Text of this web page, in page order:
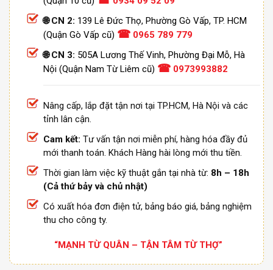
🌐 CN 2: 139 Lê Đức Thọ, Phường Gò Vấp, TP. HCM
(Quận Gò Vấp cũ) ☎ 0965 789 779
🌐 CN 3: 505A Lương Thế Vinh, Phường Đại Mỗ, Hà
Nội (Quận Nam Từ Liêm cũ) ☎ 0973993882
Nâng cấp, lắp đặt tận nơi tại TP.HCM, Hà Nội và các
tỉnh lân cận.
Cam kết: Tư vấn tận nơi miễn phí, hàng hóa đầy đủ
mới thanh toán. Khách Hàng hài lòng mới thu tiền.
Thời gian làm việc kỹ thuật gắn tại nhà từ: 8h – 18h
(Cả thứ bảy và chủ nhật)
Có xuất hóa đơn điện tử, bảng báo giá, bảng nghiệm
thu cho công ty.
“MẠNH TỪ QUÂN – TẬN TÂM TỪ THỢ”